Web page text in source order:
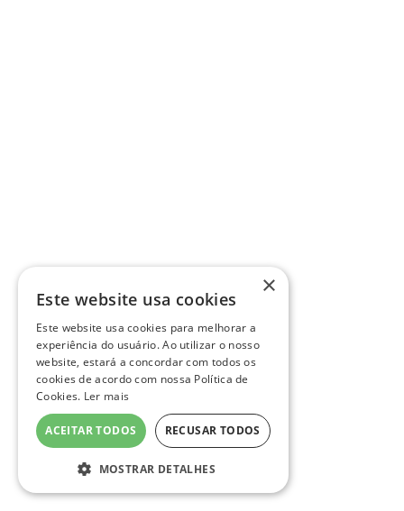
×
Este website usa cookies
Este website usa cookies para melhorar a
experiência do usuário. Ao utilizar o nosso
website, estará a concordar com todos os
cookies de acordo com nossa Política de
Cookies. Ler mais
ACEITAR TODOS RECUSAR TODOS
MOSTRAR DETALHES